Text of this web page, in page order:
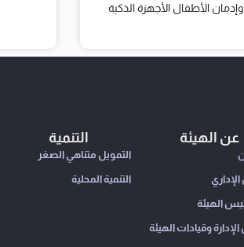
الأطفال الأجهزة الذكية
عن الهيئة
الهيئة
وقيادات الهيئة
التنمية
التمويل متناهي الصغر
التنمية المحلية